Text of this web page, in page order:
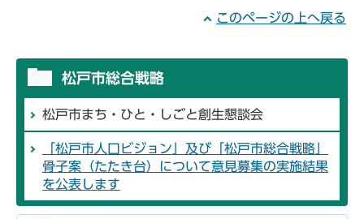
このページの上へ戻る
松戸市総合戦略
松戸市まち・ひと・しごと創生懇談会
「松戸市人口ビジョン」及び「松戸市総合戦略」
骨子案（たたき台）について意見募集の実施結果
を公表します